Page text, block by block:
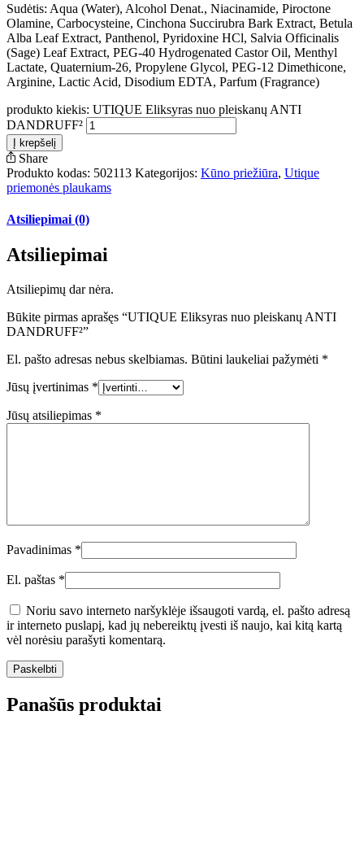
Sudėtis: Aqua (Water), Alcohol Denat., Niacinamide, Piroctone
Olamine, Carbocysteine, Cinchona Succirubra Bark Extract, Betula
Alba Leaf Extract, Panthenol, Pyridoxine HCl, Salvia Officinalis
(Sage) Leaf Extract, PEG-40 Hydrogenated Castor Oil, Menthyl
Lactate, Quaternium-26, Propylene Glycol, PEG-12 Dimethicone,
Arginine, Lactic Acid, Disodium EDTA, Parfum (Fragrance)
produkto kiekis: UTIQUE Eliksyras nuo pleiskanų ANTI
DANDRUFF²
Į krepšelį
Share
Produkto kodas: 502113 Kategorijos: Kūno priežiūra, Utique
priemonės plaukams
Atsiliepimai (0)
Atsiliepimai
Atsiliepimų dar nėra.
Būkite pirmas aprašęs “UTIQUE Eliksyras nuo pleiskanų ANTI
DANDRUFF²”
El. pašto adresas nebus skelbiamas. Būtini laukeliai pažymėti *
Jūsų įvertinimas *
Jūsų atsiliepimas *
Pavadinimas *
El. paštas *
Noriu savo interneto naršyklėje išsaugoti vardą, el. pašto adresą
ir interneto puslapį, kad jų nebereiktų įvesti iš naujo, kai kitą kartą
vėl norėsiu parašyti komentarą.
Panašūs produktai